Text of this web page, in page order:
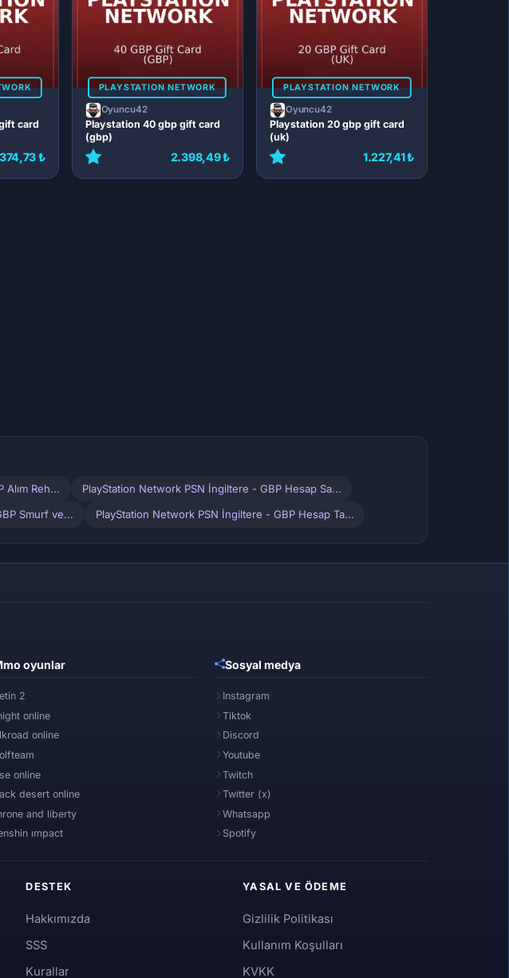
card
₺
PLAYSTATION NETWORK
Oyuncu42
Playstation 40 gbp gift card
(gbp)
2.398,49 ₺
PLAYSTATION NETWORK
Oyuncu42
Playstation 20 gbp gift card
(uk)
1.227,41 ₺
Reh... PlayStation Network PSN İngiltere - GBP Hesap Sa...
Smurf ve... PlayStation Network PSN İngiltere - GBP Hesap Ta...
oyunlar
2
online
online
online
desert online
and liberty
ımpact
Sosyal medya
Instagram
Tiktok
Discord
Youtube
Twitch
Twitter (x)
Whatsapp
Spotify
DESTEK
Hakkımızda
SSS
Kurallar
YASAL VE ÖDEME
Gizlilik Politikası
Kullanım Koşulları
KVKK